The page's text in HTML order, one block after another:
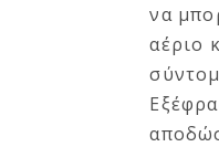
να
αέριο